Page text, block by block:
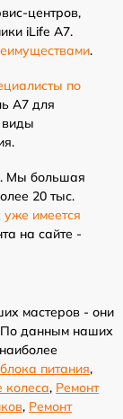
центров,
iLife A7.
.
по
A7 для
виды
Мы большая
20 тыс.
уже имеется
на сайте -
мастеров - они
По данным наших
питания,
колеса, Ремонт
, Ремонт